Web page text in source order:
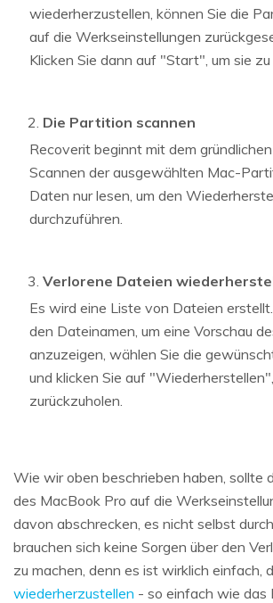
wiederherzustellen, können Sie die
auf die Werkseinstellungen
Klicken Sie dann auf "Start", um sie zu
Die Partition scannen
Recoverit beginnt mit dem
Scannen der ausgewählten Mac-
Daten nur lesen, um den
durchzuführen.
Verlorene Dateien
Es wird eine Liste von Dateien
den Dateinamen, um eine Vorschau
anzuzeigen, wählen Sie die
und klicken Sie auf
zurückzuholen.
Wie wir oben beschrieben haben, sollte
des MacBook Pro auf die
davon abschrecken, es nicht selbst
brauchen sich keine Sorgen über den
zu machen, denn es ist wirklich einfach,
wiederherzustellen - so einfach wie das